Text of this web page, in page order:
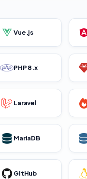
Vue.js
PHP 8.x
Laravel
MariaDB
GitHub